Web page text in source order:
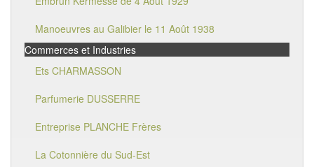
Manoeuvres au Galibier le 11 Août 1938
Commerces et Industries
Ets CHARMASSON
Parfumerie DUSSERRE
Entreprise PLANCHE Frères
La Cotonnière du Sud-Est